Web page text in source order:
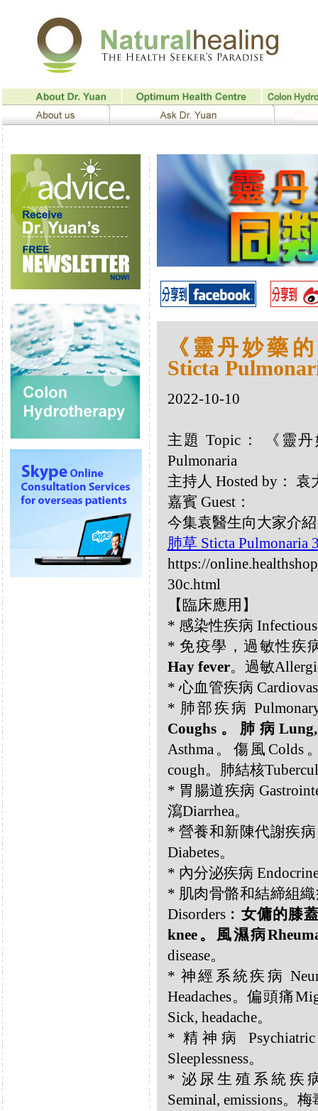
《靈丹妙藥
Sticta
2022-10-10
主題 Topic： 《靈
Pulmonaria
主持人 Hosted by：
嘉賓 Guest：
今集袁醫生向大家介
肺草 Sticta Pulmonaria
https://
30c.html
【臨床應用】
* 感染性疾病
* 免疫學，過敏性疾
Hay fever。過敏
* 心血管疾病
* 肺部疾病
Coughs。肺病
Asthma。傷風Colds
cough。肺結核
* 胃腸道疾病
瀉Diarrhea。
* 營養和新陳代謝疾病
Diabetes。
* 內分泌疾病
* 肌肉骨骼和結締組織
Disorders︰女傭的膝
knee。風濕病
disease。
* 神經系統疾病
Headaches。偏頭痛
Sick, headache。
* 精神病
Sleeplessness。
* 泌尿生殖系統疾病
Seminal, emissions。